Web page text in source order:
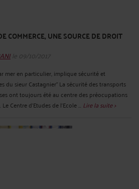
COMMERCE, UNE SOURCE DE DROIT
le 09/10/2017
mer en particulier, implique sécurité et
du sieur Castagnier" La sécurité des transports
ont toujours été au centre des préocupations
Centre d'Etudes de l'Ecole ... Lire la suite >